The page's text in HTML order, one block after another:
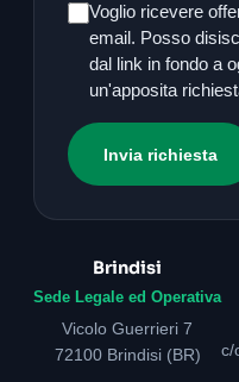
Voglio ricevere
email. Posso
dal link in fondo a
un'apposita
Invia richiesta
Brindisi
Sede Legale ed Operativa
Vicolo Guerrieri 7
72100 Brindisi (BR)
c/